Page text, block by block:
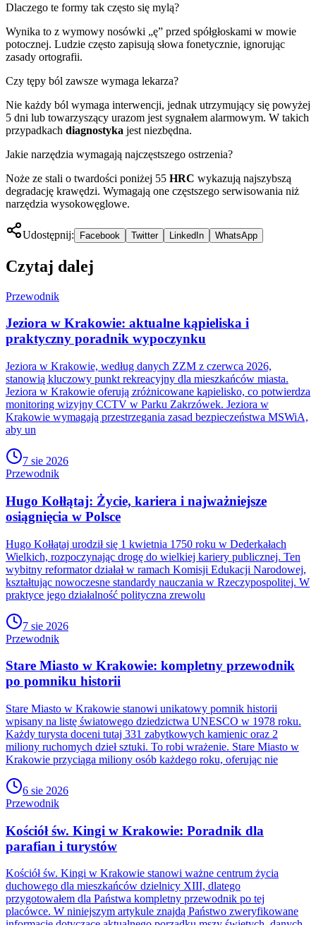
Dlaczego te formy tak często się mylą?
Wynika to z wymowy nosówki „ę” przed spółgłoskami w mowie
potocznej. Ludzie często zapisują słowa fonetycznie, ignorując
zasady ortografii.
Czy tępy ból zawsze wymaga lekarza?
Nie każdy ból wymaga interwencji, jednak utrzymujący się powyżej
5 dni lub towarzyszący urazom jest sygnałem alarmowym. W takich
przypadkach diagnostyka jest niezbędna.
Jakie narzędzia wymagają najczęstszego ostrzenia?
Noże ze stali o twardości poniżej 55 HRC wykazują najszybszą
degradację krawędzi. Wymagają one częstszego serwisowania niż
narzędzia wysokowęglowe.
Udostępnij: Facebook Twitter LinkedIn WhatsApp
Czytaj dalej
Przewodnik
Jeziora w Krakowie: aktualne kąpieliska i
praktyczny poradnik wypoczynku
Jeziora w Krakowie, według danych ZZM z czerwca 2026,
stanowią kluczowy punkt rekreacyjny dla mieszkańców miasta.
Jeziora w Krakowie oferują zróżnicowane kąpielisko, co potwierdza
monitoring wizyjny CCTV w Parku Zakrzówek. Jeziora w
Krakowie wymagają przestrzegania zasad bezpieczeństwa MSWiA,
aby un
7 sie 2026
Przewodnik
Hugo Kołłątaj: Życie, kariera i najważniejsze
osiągnięcia w Polsce
Hugo Kołłątaj urodził się 1 kwietnia 1750 roku w Dederkałach
Wielkich, rozpoczynając drogę do wielkiej kariery publicznej. Ten
wybitny reformator działał w ramach Komisji Edukacji Narodowej,
kształtując nowoczesne standardy nauczania w Rzeczypospolitej. W
praktyce jego działalność polityczna zrewolu
7 sie 2026
Przewodnik
Stare Miasto w Krakowie: kompletny przewodnik
po pomniku historii
Stare Miasto w Krakowie stanowi unikatowy pomnik historii
wpisany na listę światowego dziedzictwa UNESCO w 1978 roku.
Każdy turysta doceni tutaj 331 zabytkowych kamienic oraz 2
miliony ruchomych dzieł sztuki. To robi wrażenie. Stare Miasto w
Krakowie przyciąga miliony osób każdego roku, oferując nie
6 sie 2026
Przewodnik
Kościół św. Kingi w Krakowie: Poradnik dla
parafian i turystów
Kościół św. Kingi w Krakowie stanowi ważne centrum życia
duchowego dla mieszkańców dzielnicy XIII, dlatego
przygotowałem dla Państwa kompletny przewodnik po tej
placówce. W niniejszym artykule znajdą Państwo zweryfikowane